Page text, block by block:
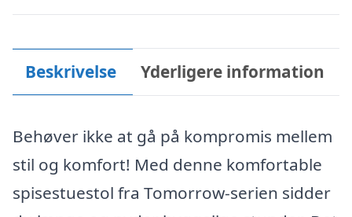
Beskrivelse Yderligere information
Behøver ikke at gå på kompromis mellem
stil og komfort! Med denne komfortable
spisestuestol fra Tomorrow-serien sidder